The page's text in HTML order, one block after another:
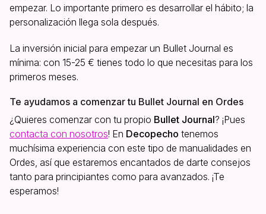
empezar. Lo importante primero es desarrollar el hábito; la
personalización llega sola después.
La inversión inicial para empezar un Bullet Journal es
mínima: con 15-25 € tienes todo lo que necesitas para los
primeros meses.
Te ayudamos a comenzar tu Bullet Journal en Ordes
¿Quieres comenzar con tu propio Bullet Journal? ¡Pues
contacta con nosotros! En Decopecho tenemos
muchísima experiencia con este tipo de manualidades en
Ordes, así que estaremos encantados de darte consejos
tanto para principiantes como para avanzados. ¡Te
esperamos!